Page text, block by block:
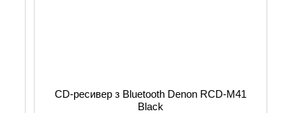
CD-ресивер з Bluetooth Denon RCD-M41
Black